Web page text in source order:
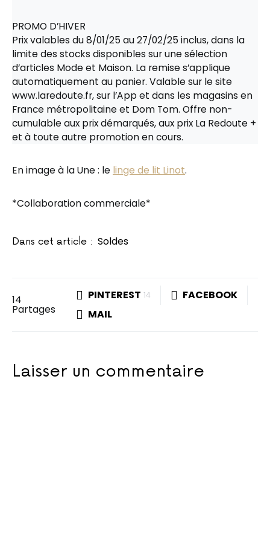
PROMO D’HIVER
Prix valables du 8/01/25 au 27/02/25 inclus, dans la
limite des stocks disponibles sur une sélection
d’articles Mode et Maison. La remise s’applique
automatiquement au panier. Valable sur le site
www.laredoute.fr, sur l’App et dans les magasins en
France métropolitaine et Dom Tom. Offre non-
cumulable aux prix démarqués, aux prix La Redoute +
et à toute autre promotion en cours.
En image à la Une : le linge de lit Linot.
*Collaboration commerciale*
Dans cet article : Soldes
14
Partages
PINTEREST 14
FACEBOOK
MAIL
Laisser un commentaire